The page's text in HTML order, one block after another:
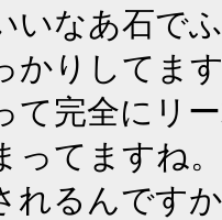
いなあ石で
かりしてま
て完全にリ
ってますね
れるんです